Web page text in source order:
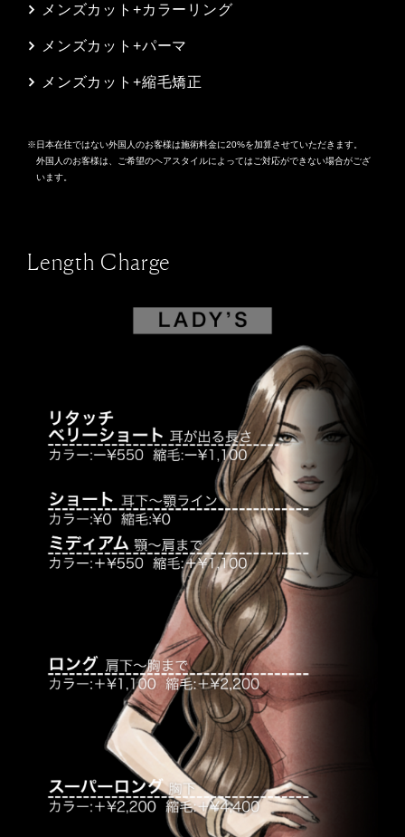
メンズカット+カラーリング
メンズカット+パーマ
メンズカット+縮毛矯正
日本在住ではない外国人のお客様は施術料金に20%を加算させていただきます。
外国人のお客様は、ご希望のヘアスタイルによってはご対応ができない場合がござ
います。
Length Charge